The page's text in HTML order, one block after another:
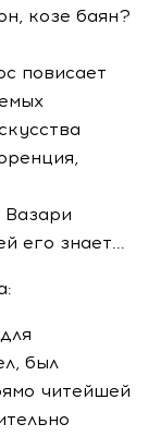
козе баян?
повисает
его знает...
был
читейшей